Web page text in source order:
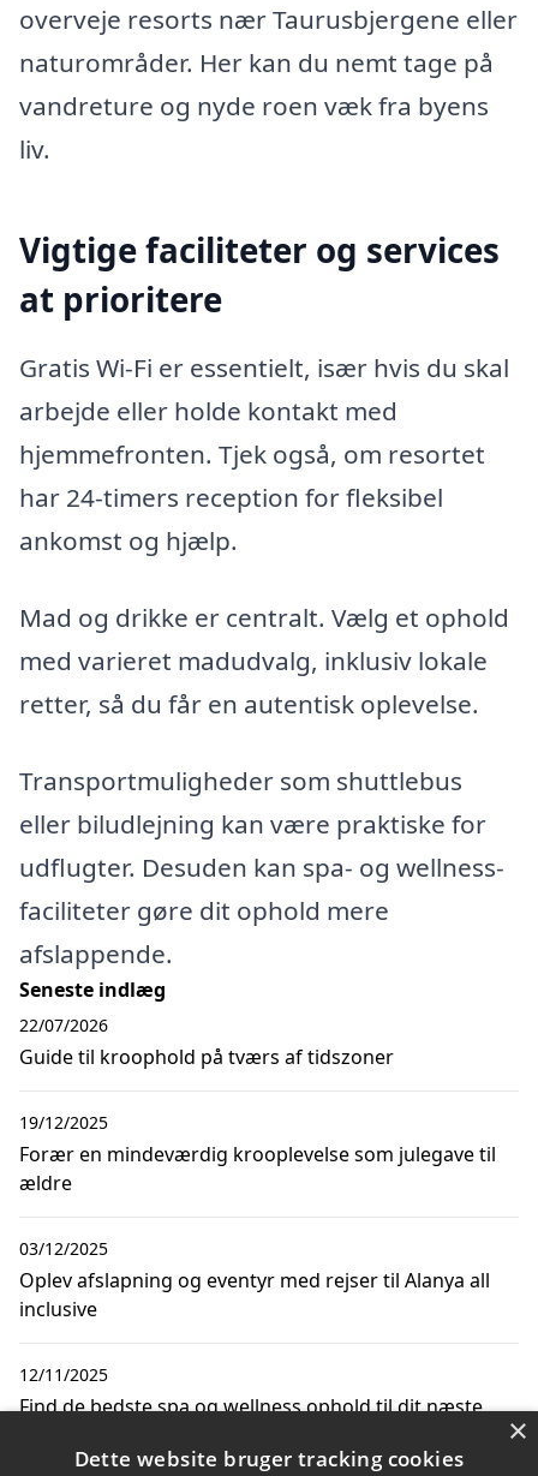
overveje resorts nær Taurusbjergene eller
naturområder. Her kan du nemt tage på
vandreture og nyde roen væk fra byens
liv.
Vigtige faciliteter og services
at prioritere
Gratis Wi-Fi er essentielt, især hvis du skal
arbejde eller holde kontakt med
hjemmefronten. Tjek også, om resortet
har 24-timers reception for fleksibel
ankomst og hjælp.
Mad og drikke er centralt. Vælg et ophold
med varieret madudvalg, inklusiv lokale
retter, så du får en autentisk oplevelse.
Transportmuligheder som shuttlebus
eller biludlejning kan være praktiske for
udflugter. Desuden kan spa- og wellness-
faciliteter gøre dit ophold mere
afslappende.
Seneste indlæg
Guide til kroophold på tværs af tidszoner
22/07/2026
Forær en mindeværdig krooplevelse som julegave til
ældre
19/12/2025
Oplev afslapning og eventyr med rejser til Alanya all
inclusive
03/12/2025
Find de bedste spa og wellness ophold til dit næste
12/11/2025
×
Dette website bruger tracking cookies